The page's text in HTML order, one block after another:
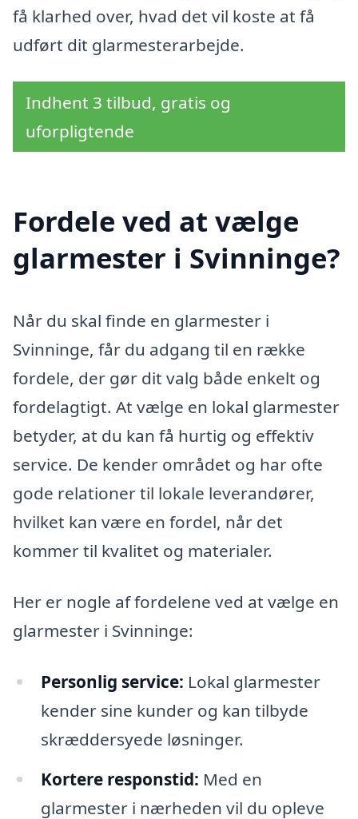
få klarhed over, hvad det vil koste at få
udført dit glarmesterarbejde.
Indhent 3 tilbud, gratis og
uforpligtende
Fordele ved at vælge
glarmester i Svinninge?
Når du skal finde en glarmester i
Svinninge, får du adgang til en række
fordele, der gør dit valg både enkelt og
fordelagtigt. At vælge en lokal glarmester
betyder, at du kan få hurtig og effektiv
service. De kender området og har ofte
gode relationer til lokale leverandører,
hvilket kan være en fordel, når det
kommer til kvalitet og materialer.
Her er nogle af fordelene ved at vælge en
glarmester i Svinninge:
Personlig service: Lokal glarmester
kender sine kunder og kan tilbyde
skræddersyede løsninger.
Kortere responstid: Med en
glarmester i nærheden vil du opleve